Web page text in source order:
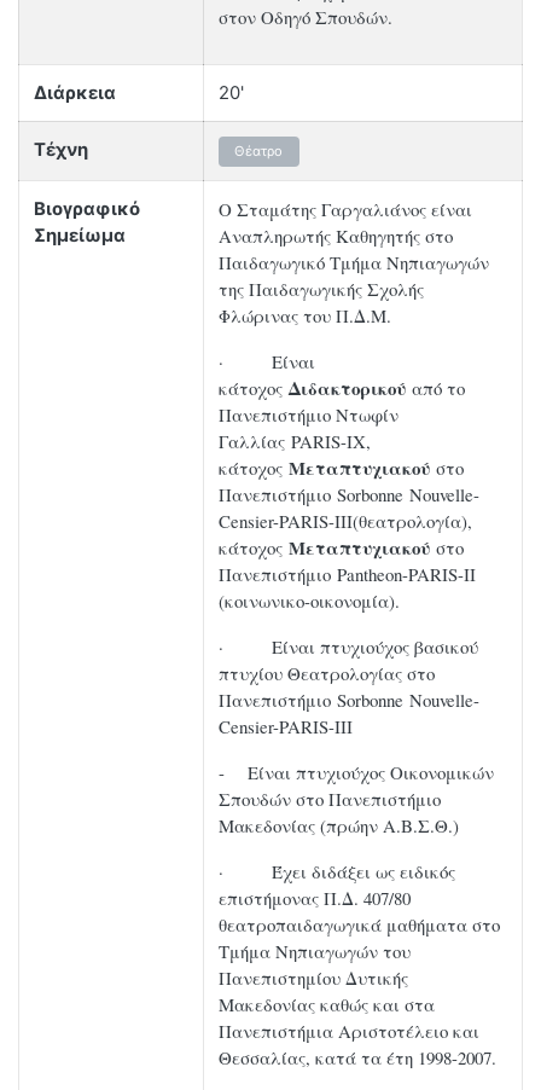
στον Οδηγό Σπουδών.
Διάρκεια 20'
Τέχνη Θέατρο
Βιογραφικό
Σημείωμα
Ο Σταμάτης Γαργαλιάνος είναι
Αναπληρωτής Καθηγητής στο
Παιδαγωγικό Τμήμα Νηπιαγωγών
της Παιδαγωγικής Σχολής
Φλώρινας του Π.Δ.Μ.
· Είναι
κάτοχοςΔιδακτορικού από το
Πανεπιστήμιο Ντωφίν
Γαλλίας PARIS-IX,
κάτοχος Μεταπτυχιακού στο
Πανεπιστήμιο Sorbonne Nouvelle-
Censier-PARIS-III(θεατρολογία),
κάτοχος Μεταπτυχιακού στο
Πανεπιστήμιο Pantheon-PARIS-II
(κοινωνικο-οικονομία).
· Είναι πτυχιούχος βασικού
πτυχίου Θεατρολογίας στο
Πανεπιστήμιο Sorbonne Nouvelle-
Censier-PARIS-III
- Είναι πτυχιούχος Οικονομικών
Σπουδών στο Πανεπιστήμιο
Μακεδονίας (πρώην Α.Β.Σ.Θ.)
· Έχει διδάξει ως ειδικός
επιστήμονας Π.Δ. 407/80
θεατροπαιδαγωγικά μαθήματα στο
Τμήμα Νηπιαγωγών του
Πανεπιστημίου Δυτικής
Μακεδονίας καθώς και στα
Πανεπιστήμια Αριστοτέλειο και
Θεσσαλίας, κατά τα έτη 1998-2007.